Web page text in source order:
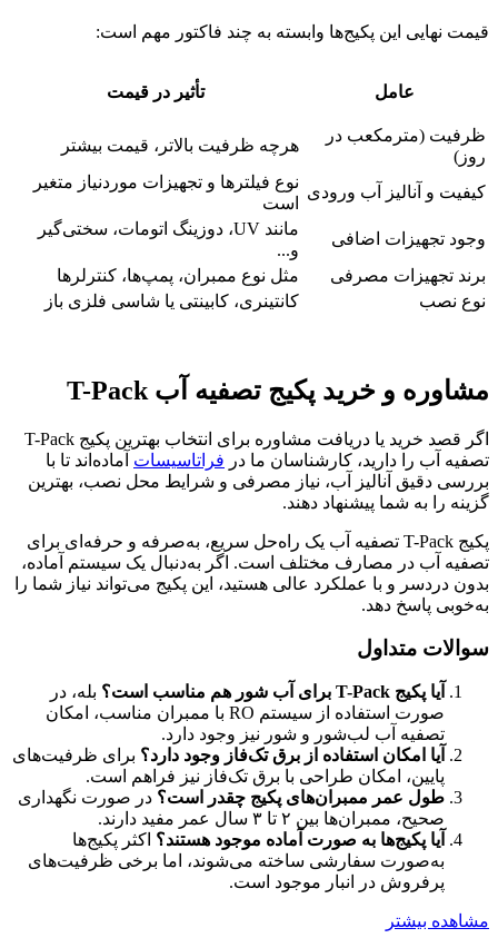
قیمت نهایی این پکیج‌ها وابسته به چند فاکتور مهم است:
عامل تأثیر در قیمت
ظرفیت (مترمکعب در
روز)
هرچه ظرفیت بالاتر، قیمت بیشتر
کیفیت و آنالیز آب ورودی
نوع فیلترها و تجهیزات موردنیاز متغیر
است
وجود تجهیزات اضافی
مانند UV، دوزینگ اتومات، سختی‌گیر
و...
برند تجهیزات مصرفی
مثل نوع ممبران، پمپ‌ها، کنترلرها
نوع نصب
کانتینری، کابینتی یا شاسی فلزی باز
مشاوره و خرید پکیج تصفیه آب T-Pack
اگر قصد خرید یا دریافت مشاوره برای انتخاب بهترین پکیج T-Pack
تصفیه آب را دارید، کارشناسان ما در فراتاسیسات آماده‌اند تا با
بررسی دقیق آنالیز آب، نیاز مصرفی و شرایط محل نصب، بهترین
گزینه را به شما پیشنهاد دهند.
پکیج T-Pack تصفیه آب یک راه‌حل سریع، به‌صرفه و حرفه‌ای برای
تصفیه آب در مصارف مختلف است. اگر به‌دنبال یک سیستم آماده،
بدون دردسر و با عملکرد عالی هستید، این پکیج می‌تواند نیاز شما را
به‌خوبی پاسخ دهد.
سوالات متداول
آیا پکیج T-Pack برای آب شور هم مناسب است؟
بله، در
صورت استفاده از سیستم RO با ممبران مناسب، امکان
تصفیه آب لب‌شور و شور نیز وجود دارد.
آیا امکان استفاده از برق تک‌فاز وجود دارد؟ برای ظرفیت‌های
پایین، امکان طراحی با برق تک‌فاز نیز فراهم است.
طول عمر ممبران‌های پکیج چقدر است؟ در صورت نگهداری
صحیح، ممبران‌ها بین ۲ تا ۳ سال عمر مفید دارند.
آیا پکیج‌ها به صورت آماده موجود هستند؟ اکثر پکیج‌ها
به‌صورت سفارشی ساخته می‌شوند، اما برخی ظرفیت‌های
پرفروش در انبار موجود است.
مشاهده بیشتر